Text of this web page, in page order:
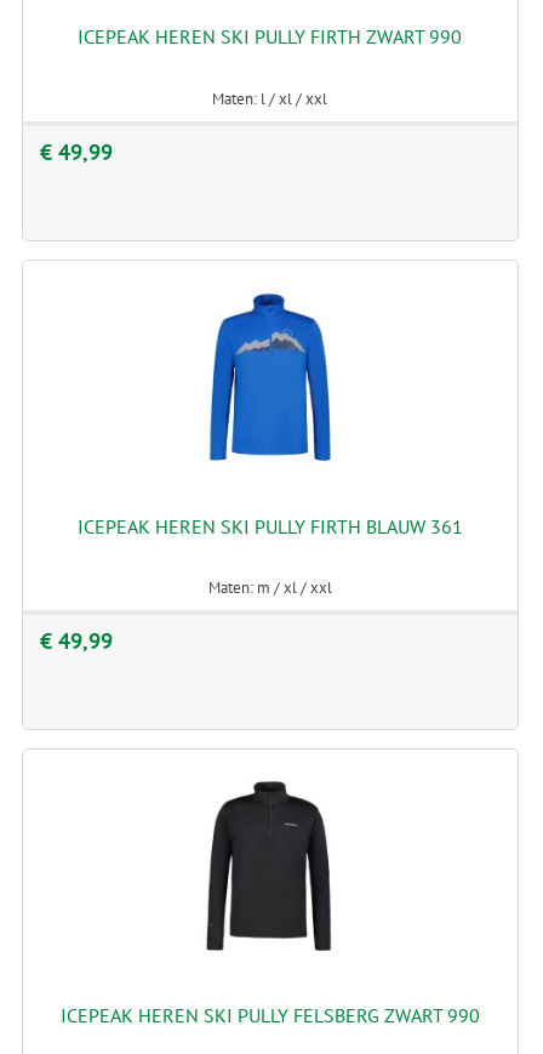
ICEPEAK HEREN SKI PULLY FIRTH ZWART 990
Maten: l / xl / xxl
€ 49,99
ICEPEAK HEREN SKI PULLY FIRTH BLAUW 361
Maten: m / xl / xxl
€ 49,99
ICEPEAK HEREN SKI PULLY FELSBERG ZWART 990